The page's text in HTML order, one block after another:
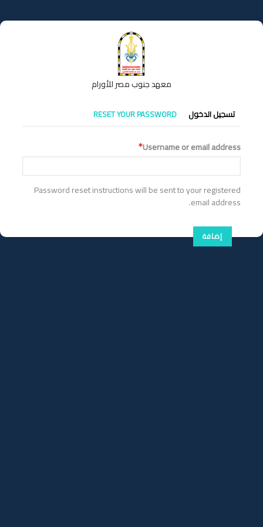
إلى
المحتوى
معهد جنوب مصر للأورام
التبويبات
الأساسية
تسجيل الدخول RESET YOUR PASSWORD
Username or email address
Password reset instructions will be sent to your registered
email address.